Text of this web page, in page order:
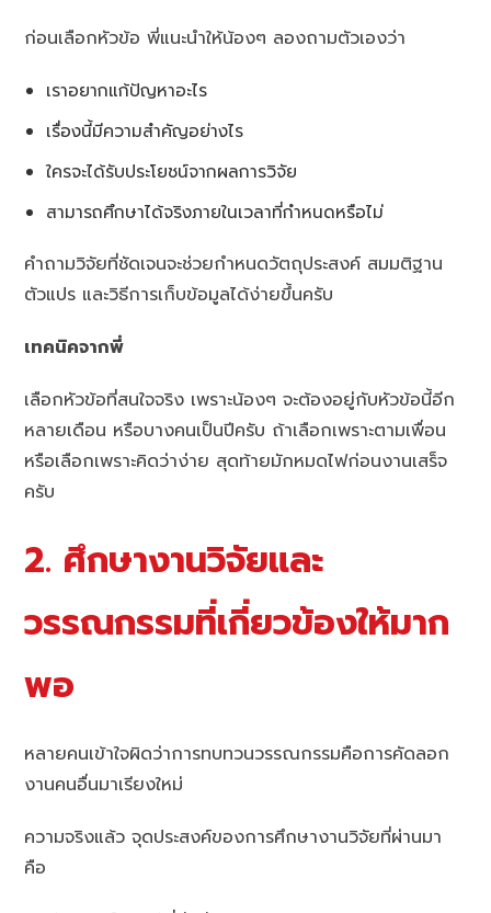
ก่อนเลือกหัวข้อ พี่แนะนำให้น้องๆ ลองถามตัวเองว่า
เราอยากแก้ปัญหาอะไร
เรื่องนี้มีความสำคัญอย่างไร
ใครจะได้รับประโยชน์จากผลการวิจัย
สามารถศึกษาได้จริงภายในเวลาที่กำหนดหรือไม่
คำถามวิจัยที่ชัดเจนจะช่วยกำหนดวัตถุประสงค์ สมมติฐาน
ตัวแปร และวิธีการเก็บข้อมูลได้ง่ายขึ้นครับ
เทคนิคจากพี่
เลือกหัวข้อที่สนใจจริง เพราะน้องๆ จะต้องอยู่กับหัวข้อนี้อีก
หลายเดือน หรือบางคนเป็นปีครับ ถ้าเลือกเพราะตามเพื่อน
หรือเลือกเพราะคิดว่าง่าย สุดท้ายมักหมดไฟก่อนงานเสร็จ
ครับ
2. ศึกษางานวิจัยและ
วรรณกรรมที่เกี่ยวข้องให้มาก
พอ
หลายคนเข้าใจผิดว่าการทบทวนวรรณกรรมคือการคัดลอก
งานคนอื่นมาเรียงใหม่
ความจริงแล้ว จุดประสงค์ของการศึกษางานวิจัยที่ผ่านมา
คือ